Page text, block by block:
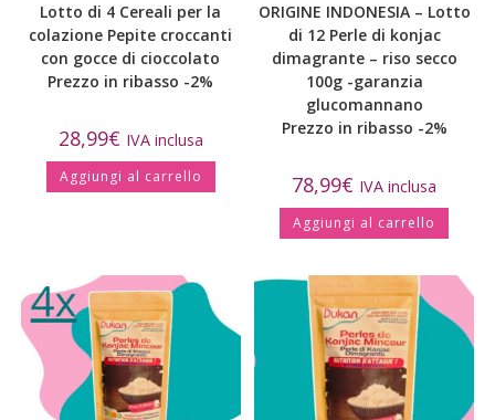
Lotto di 4 Cereali per la
colazione Pepite croccanti
con gocce di cioccolato
Prezzo in ribasso -2%
28,99€ IVA inclusa
Aggiungi al carrello
ORIGINE INDONESIA – Lotto
di 12 Perle di konjac
dimagrante – riso secco
100g -garanzia
glucomannano
Prezzo in ribasso -2%
78,99€ IVA inclusa
Aggiungi al carrello